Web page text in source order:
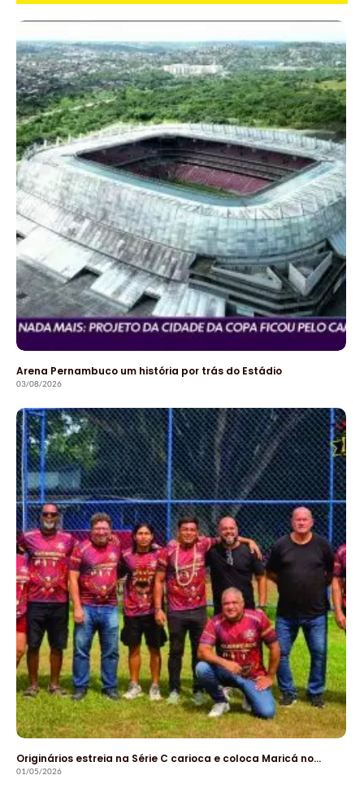
Arena Pernambuco um história por trás do Estádio
03/08/2026
Originários estreia na Série C carioca e coloca Maricá no…
01/05/2026